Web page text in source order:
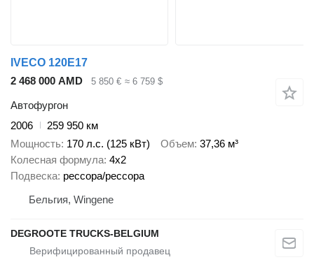
IVECO 120E17
2 468 000 AMD
5 850 € ≈ 6 759 $
Автофургон
2006
259 950 км
Мощность 170 л.с. (125 кВт) Объем 37,36 м³
Колесная формула 4x2
Подвеска рессора/рессора
Бельгия, Wingene
DEGROOTE TRUCKS-BELGIUM